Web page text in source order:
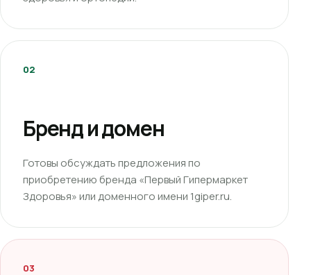
02
Бренд и домен
Готовы обсуждать предложения по
приобретению бренда «Первый Гипермаркет
Здоровья» или доменного имени 1giper.ru.
03